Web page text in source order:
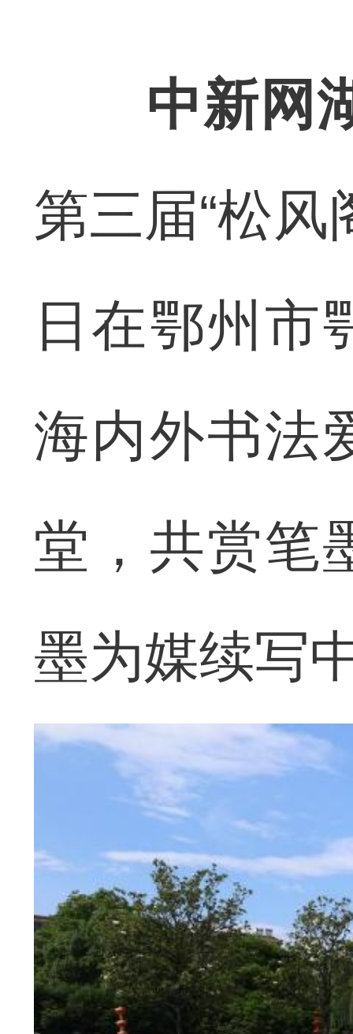
中新网
第三届“松
日在鄂州市
海内外书法
堂，共赏笔
墨为媒续写